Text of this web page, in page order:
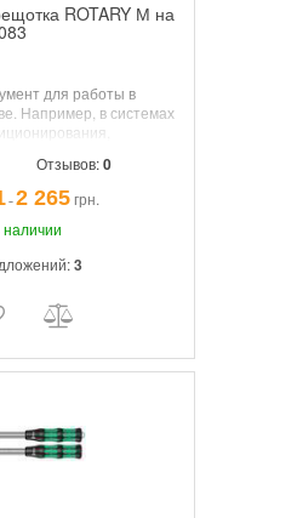
ROTARY М на
для работы в
Например, в системах
передач.
Отзывов:0
¯2 265грн.
наличии
3